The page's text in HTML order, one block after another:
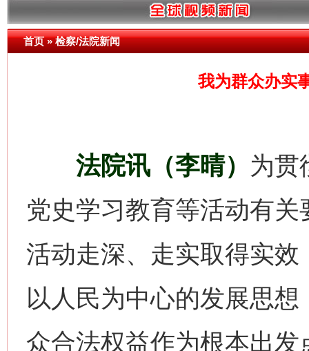
首页»检察/法院新闻
我为群众办实
法院讯（李晴） 为贯
党史学习教育等活动有
活动走深、走实取得实
以人民为中心的发展思
众合法权益作为根本出